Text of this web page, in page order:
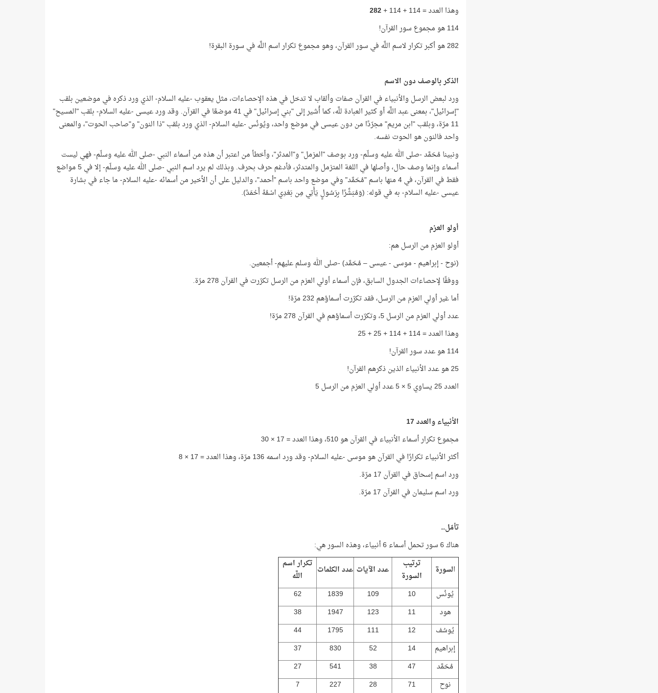
وهذا العدد = 114 + 114 +
282
114 هو مجموع سور القرآن!
282 هو أكبر تكرار لاسم اللَّه في سور القرآن، وهو مجموع تكرار اسم اللَّه في سورة البقرة!
الذكر بالوصف دون الاسم
ورد لبعض الرسل والأنبياء في القرآن صفات وألقاب لا تدخل في هذه الإحصاءات، مثل يعقوب -عليه السلام- الذي ورد ذكره في موضعين بلقب
"إسرائيل"، بمعنى عبد اللَّه أو كثير العبادة للَّه، كما أُشير إلى "بني إسرائيل" في 41 موضعًا في القرآن. وقد ورد عيسى -عليه السلام- بلقب "المسيح"
11 مرّة، وبلقب "ابن مريم" مجرّدًا من دون عيسى في موضع واحد، ويُونُس -عليه السلام- الذي ورد بلقب "ذا النون" و"صاحب الحوت"، والمعنى
واحد فالنون هو الحوت نفسه.
ونبينا مُحَمَّد -صلى الله عليه وسلّم- ورد بوصف "المزمل" و"المدثر"، وأخطأ من اعتبر أن هذه من أسماء النبي -صلى الله عليه وسلّم- فهي ليست
أسماء وإنما وصف حال، وأصلها في اللغة المتزمل والمتدثر، فأدغم حرف بحرف. وبذلك لم يرد اسم النبي -صلى الله عليه وسلّم- إلا في 5 مواضع
فقط في القرآن، في 4 منها باسم "مُحَمَّد" وفي موضع واحد باسم "أحمد"، والدليل على أن الأخير من أسمائه -عليه السلام- ما جاء في بشارة
عيسى -عليه السلام- به في قوله: (وَمُبَشِّرًا بِرَسُولٍ يَأْتِي مِن بَعْدِي اسْمُهُ أَحْمَدُ).
أولو العزم
أولو العزم من الرسل هم:
(نوح - إبراهيم - موسى - عيسى – مُحَمَّد) -صلى الله وسلم عليهم- أجمعين.
ووفقًا لإحصاءات الجدول السابق، فإن أسماء أولي العزم من الرسل تكرّرت في القرآن 278 مرّة.
أما غير أولي العزم من الرسل، فقد تكرّرت أسماؤهم 232 مرّة!
عدد أولي العزم من الرسل 5، وتكرّرت أسماؤهم في القرآن 278 مرّة!
وهذا العدد = 114 + 114 + 25 + 25
114 هو عدد سور القرآن!
25 هو عدد الأنبياء الذين ذكرهم القرآن!
العدد 25 يساوي 5 × 5 عدد أولي العزم من الرسل 5
الأنبياء والعدد 17
مجموع تكرار أسماء الأنبياء في القرآن هو 510، وهذا العدد = 17 × 30
أكثر الأنبياء تكرارًا في القرآن هو موسى -عليه السلام- وقد ورد اسمه 136 مرّة، وهذا العدد = 17 × 8
ورد اسم إسحاق في القرآن 17 مرّة.
ورد اسم سليمان في القرآن 17 مرّة.
تأمّل..
هناك 6 سور تحمل أسماء 6 أنبياء، وهذه السور هي:
السورة
ترتيب
السورة
عدد الآيات عدد الكلمات تكرار اسم
اللَّه
يُونُس
10
109
1839
62
هود
11
123
1947
38
يُوسُف
12
111
1795
44
إبراهيم
14
52
830
37
مُحَمَّد
47
38
541
27
نوح
71
28
227
7